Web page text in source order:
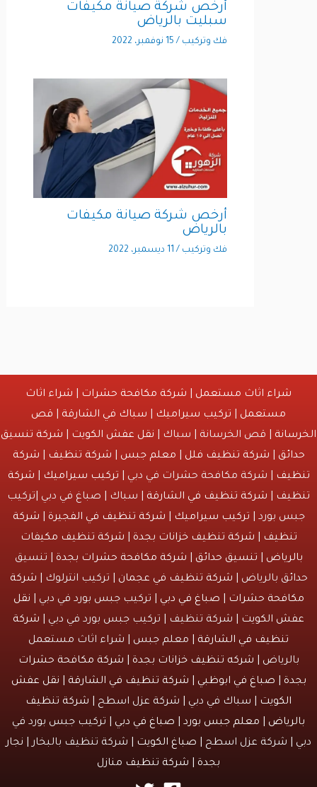
أرخص شركة صيانة مكيفات
سبليت بالرياض
فك وتركيب/15 نوفمبر، 2022
أرخص شركة صيانة مكيفات
بالرياض
فك وتركيب/11 ديسمبر، 2022
شراء اثاث مستعمل|شركة مكافحة حشرات|شراء اثاث
مستعمل|تركيب سيراميك|سباك في الشارقة|قص
| قص الخرسانة | سباك |نقل عفش الكويت|شركة تنسيق
|شركة تنظيف فلل |معلم جبس|شركة تنظيف|شركة
| شركة مكافحة حشرات في دبي |تركيب سيراميك|شركة
|شركة تنظيف في الشارقة| سباك | صباغ في دبي |تركيب
بورد |تركيب سيراميك|شركة تنظيف في الفجيرة|شركة
|شركة تنظيف خزانات بجدة|شركة تنظيف مكيفات
|تنسيق حدائق|شركة مكافحة حشرات بجدة| تنسيق
بالرياض |شركة تنظيف في عجمان| تركيب انترلوك |شركة
حشرات|صباغ في دبي| تركيب جبس بورد في دبي |نقل
الكويت| شركة تنظيف | تركيب جبس بورد في دبي |شركة
تنظيف في الشارقة| معلم جبس | شراء اثاث مستعمل
|شركه تنظيف خزانات بجدة|شركة مكافحة حشرات
|صباغ في ابوظبي|شركة تنظيف في الشارقة|نقل عفش
الكويت| سباك في دبي | شركة عزل اسطح |شركة تنظيف
|معلم جبس بورد|صباغ في دبي| تركيب جبس بورد في
| شركة عزل اسطح |صباغ الكويت| شركة تنظيف بالبخار |نجار
|شركة تنظيف منازل